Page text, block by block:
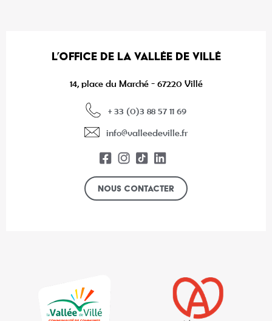
L’OFFICE DE LA VALLÉE DE VILLÉ
14, place du Marché - 67220 Villé
+ 33 (0)3 88 57 11 69
info@valleedeville.fr
Nous contacter